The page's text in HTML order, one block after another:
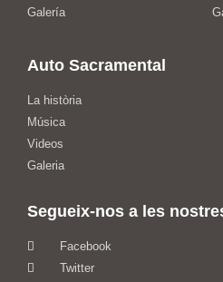
Galería
Auto Sacramental
La història
Música
Videos
Galeria
Segueix-nos a les
Facebook
Twitter